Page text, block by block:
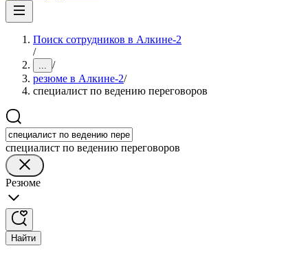
Поиск сотрудников в Алкине-2
/
... /
резюме в Алкине-2/
специалист по ведению переговоров
специалист по ведению переговоров
Резюме
Найти